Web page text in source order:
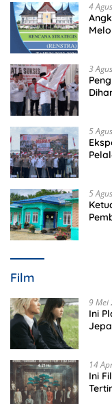
4
3
5
5
Film
9 Mei
Ini
14
Ini